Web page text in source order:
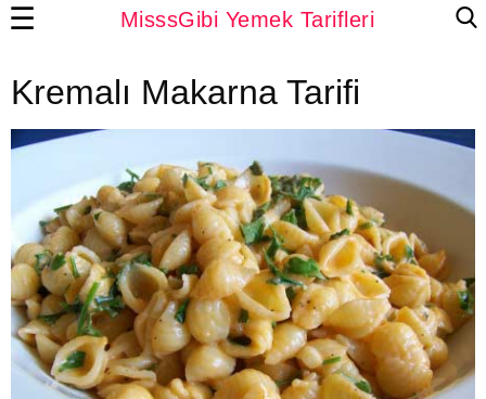
MisssGibi Yemek Tarifleri
☰
Kremalı Makarna Tarifi